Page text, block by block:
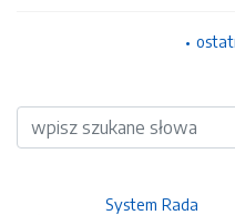
Wyszukiwarka
System Rada